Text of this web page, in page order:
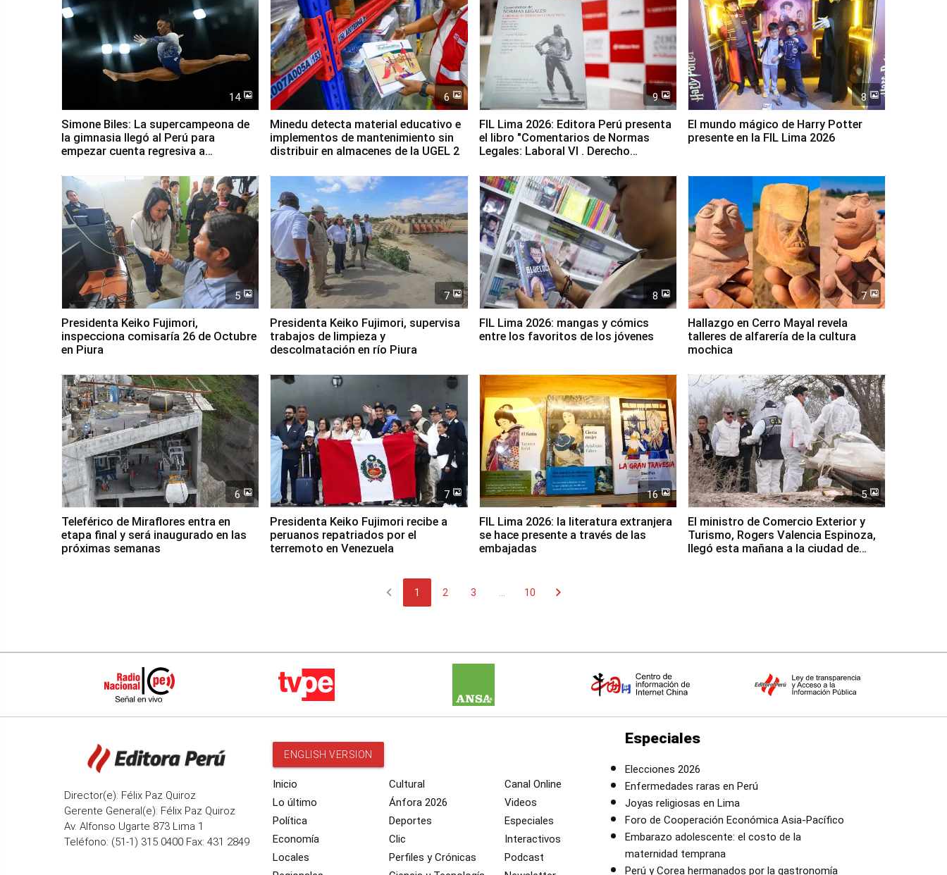
14
Simone Biles: La supercampeona de
la gimnasia llegó al Perú para
empezar cuenta regresiva a
6
Minedu detecta material educativo e
implementos de mantenimiento sin
distribuir en almacenes de la UGEL 2
9
FIL Lima 2026: Editora Perú presenta
el libro "Comentarios de Normas
Legales: Laboral Vl . Derecho
8
El mundo mágico de Harry Potter
presente en la FIL Lima 2026
5
Presidenta Keiko Fujimori,
inspecciona comisaría 26 de Octubre
en Piura
7
Presidenta Keiko Fujimori, supervisa
trabajos de limpieza y
descolmatación en río Piura
8
FIL Lima 2026: mangas y cómics
entre los favoritos de los jóvenes
7
Hallazgo en Cerro Mayal revela
talleres de alfarería de la cultura
mochica
6
Teleférico de Miraflores entra en
etapa final y será inaugurado en las
próximas semanas
7
Presidenta Keiko Fujimori recibe a
peruanos repatriados por el
terremoto en Venezuela
16
FIL Lima 2026: la literatura extranjera
se hace presente a través de las
embajadas
5
El ministro de Comercio Exterior y
Turismo, Rogers Valencia Espinoza,
llegó esta mañana a la ciudad de
chevron_left 1 2 3 10 chevron_right
Director(e): Félix Paz Quiroz
Gerente General(e): Félix Paz Quiroz
Av. Alfonso Ugarte 873 Lima 1
Teléfono: (51-1) 315 0400 Fax: 431 2849
ENGLISH VERSION
Inicio
Lo último
Política
Economía
Locales
Cultural
Ánfora 2026
Deportes
Clic
Perfiles y Crónicas
Canal Online
Videos
Especiales
Interactivos
Podcast
Especiales
Elecciones 2026
Enfermedades raras en Perú
Joyas religiosas en Lima
Foro de Cooperación Económica Asia-Pacífico
Embarazo adolescente: el costo de la
maternidad temprana
Perú y Corea hermanados por la gastronomía